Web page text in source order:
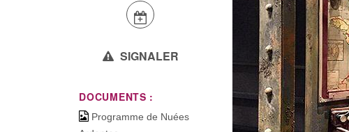
SIGNALER
DOCUMENTS :
Programme de Nuées